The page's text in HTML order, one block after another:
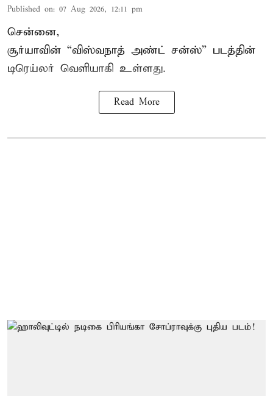
Published on: 07 Aug 2026, 12:11 pm
சென்னை,
சூர்யாவின் “விஸ்வநாத் அண்ட் சன்ஸ்” படத்தின்
டிரெய்லர் வெளியாகி உள்ளது.
Read More